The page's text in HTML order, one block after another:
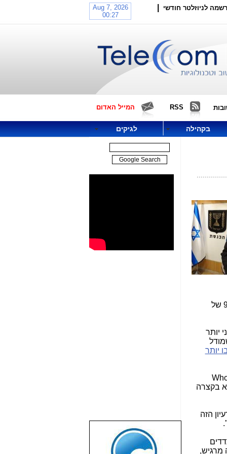
לניוזלטר חודשי
RSS המייל האדום
בקהילה לגיקים
- זו המצאה ישראלית מקורית, שנשענת בחלקה המרכזי על רגולציה, שהייתה בשנות ה-80 וה-90 של
יותר
יותר
בקצרה
הזה
מרגיש,
שבוע טוב לכל
הגולשים באשר
הם!!!